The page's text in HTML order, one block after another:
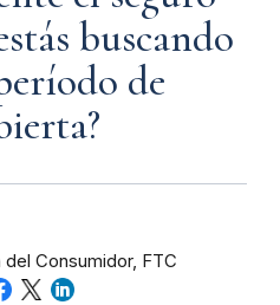
buscando
de
Consumidor, FTC